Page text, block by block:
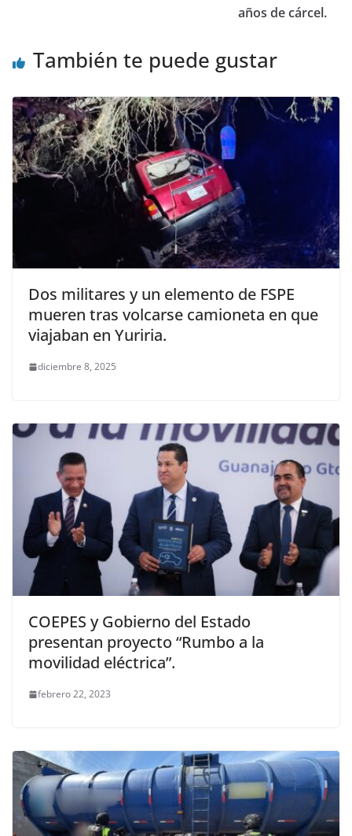
años de cárcel.
También te puede gustar
Dos militares y un elemento de FSPE
mueren tras volcarse camioneta en que
viajaban en Yuriria.
diciembre 8, 2025
COEPES y Gobierno del Estado
presentan proyecto “Rumbo a la
movilidad eléctrica”.
febrero 22, 2023